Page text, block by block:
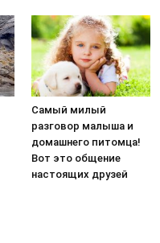
Самый милый
разговор малыша и
домашнего питомца!
Вот это общение
настоящих друзей